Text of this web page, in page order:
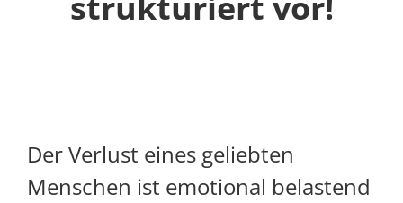
Der Verlust eines geliebten
Menschen ist emotional belastend